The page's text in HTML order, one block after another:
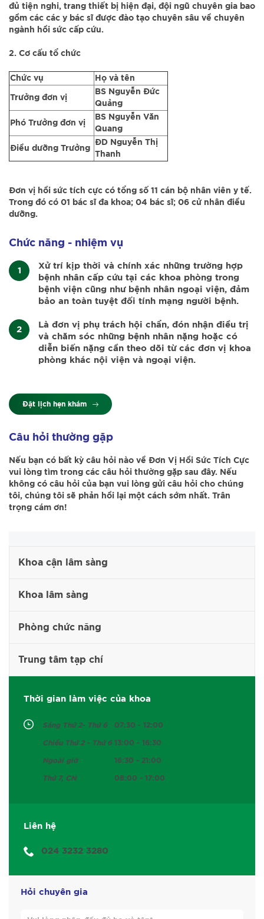
đủ tiện nghi, trang thiết bị hiện đại, đội ngũ chuyên gia bao
gồm các các y bác sĩ được đào tạo chuyên sâu về chuyên
ngành hồi sức cấp cứu.
2. Cơ cấu tổ chức
Chức vụ Họ và tên
Trưởng đơn vị
BS Nguyễn Đức
Quảng
Phó Trưởng đơn vị
BS Nguyễn Văn
Quang
Điều dưỡng Trưởng
ĐD Nguyễn Thị
Thanh
Đơn vị hồi sức tích cực có tổng số 11 cán bộ nhân viên y tế.
Trong đó có 01 bác sĩ đa khoa; 04 bác sĩ; 06 cử nhân điều
dưỡng.
Chức năng - nhiệm vụ
Xử trí kịp thời và chính xác những trường hợp
bệnh nhân cấp cứu tại các khoa phòng trong
bệnh viện cũng như bệnh nhân ngoại viện, đảm
bảo an toàn tuyệt đối tính mạng người bệnh.
Là đơn vị phụ trách hội chẩn, đón nhận điều trị
và chăm sóc những bệnh nhân nặng hoặc có
diễn biến nặng cần theo dõi từ các đơn vị khoa
phòng khác nội viện và ngoại viện.
Đặt lịch hẹn khám
Câu hỏi thường gặp
Nếu bạn có bất kỳ câu hỏi nào về Đơn Vị Hồi Sức Tích Cực
vui lòng tìm trong các câu hỏi thường gặp sau đây. Nếu
không có câu hỏi của bạn vui lòng gửi câu hỏi cho chúng
tôi, chúng tôi sẽ phản hồi lại một cách sớm nhất. Trân
trọng cám ơn!
Khoa cận lâm sàng
Khoa lâm sàng
Phòng chức năng
Trung tâm tạp chí
Thời gian làm việc của khoa
Sáng Thứ 2- Thứ 6 07:30 - 12:00
Chiều Thứ 2 - Thứ 6 13:00 - 16:30
Ngoài giờ 16:30 - 21:00
Thứ 7, CN 08:00 - 17:00
Liên hệ
024 3232 3280
Hỏi chuyên gia